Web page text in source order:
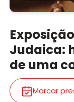
Judaica:
de uma
Marcar